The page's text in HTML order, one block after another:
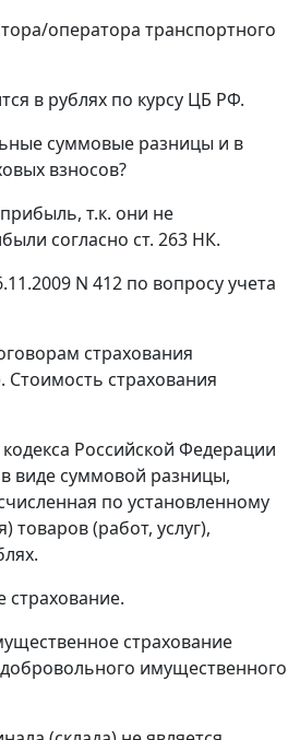
оператора транспортного
в рублях по курсу ЦБ РФ.
суммовые разницы и в
взносов?
т.к. они не
согласно ст. 263 НК.
N 412 по вопросу учета
страхования
Стоимость страхования
Российской Федерации
виде суммовой разницы,
по установленному
(работ, услуг),
страхование
имущественного